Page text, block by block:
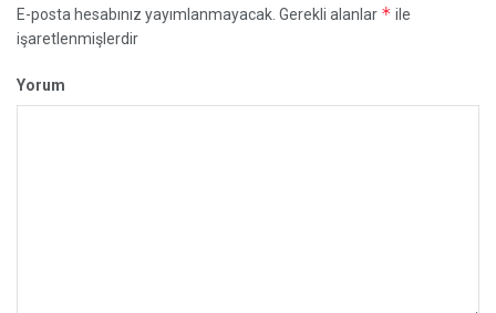
E-posta hesabınız yayımlanmayacak. Gerekli alanlar * ile
işaretlenmişlerdir
Yorum